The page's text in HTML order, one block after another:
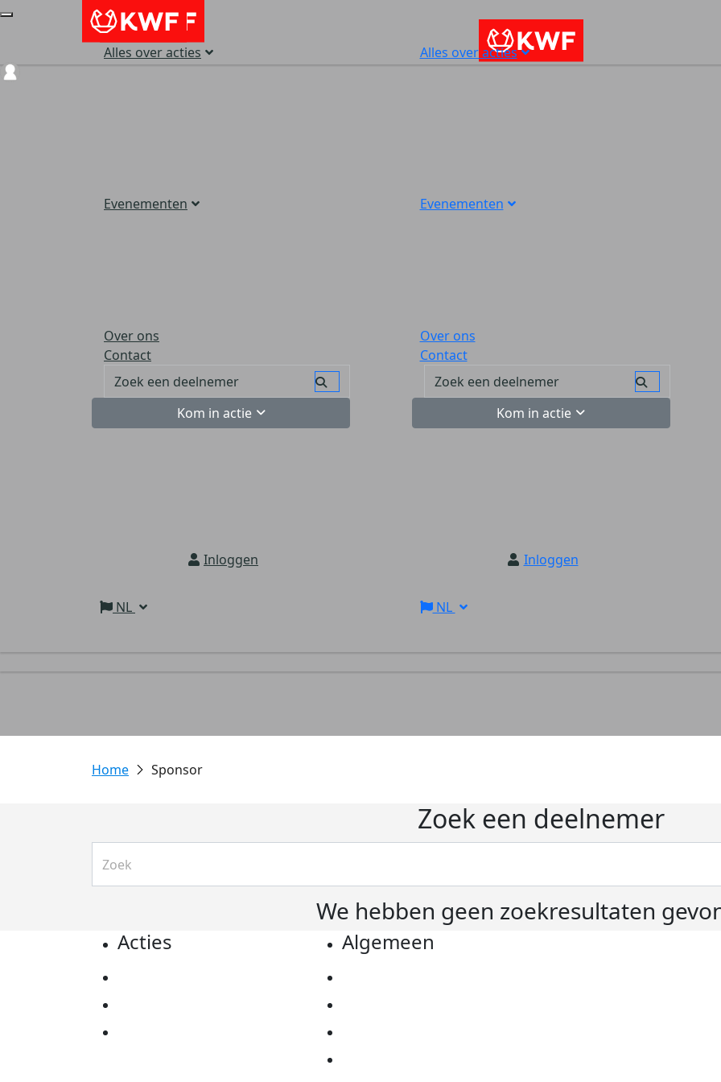
Alles over acties
Evenementen
Over ons
Contact
Kom in actie
Inloggen
NL
Alles over acties
Evenementen
Over ons
Contact
Kom in actie
Inloggen
NL
Sponsor
Zoek een deelnemer
We hebben geen zoekresultaten
Acties Algemeen